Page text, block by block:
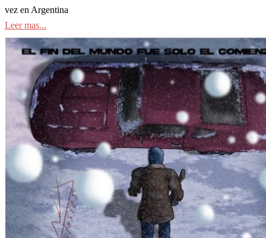
vez en Argentina
Leer mas...